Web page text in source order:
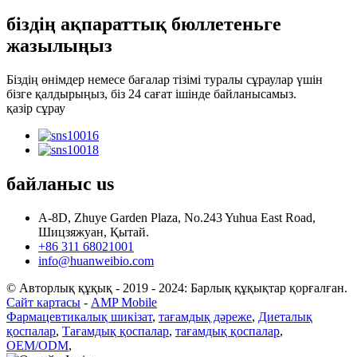
біздің ақпараттық бюллетеньге
жазылыңыз
Біздің өнімдер немесе бағалар тізімі туралы сұраулар үшін
бізге қалдырыңыз, біз 24 сағат ішінде байланысамыз.
қазір сұрау
байланыс us
A-8D, Zhuye Garden Plaza, No.243 Yuhua East Road,
Шицзяжуан, Қытай.
+86 311 68021001
info@huanweibio.com
© Авторлық құқық - 2019 - 2024: Барлық құқықтар қорғалған.
Сайт картасы - AMP Mobile
Фармацевтикалық шикізат, тағамдық дәреже, Диеталық
қоспалар, Тағамдық қоспалар, тағамдық қоспалар,
OEM/ODM,